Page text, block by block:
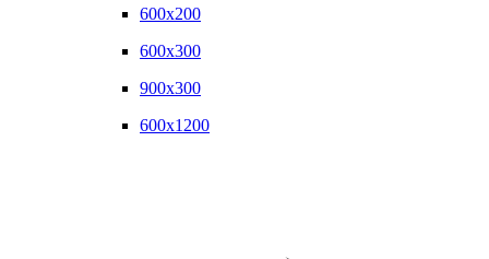
600x200
600x300
900x300
600x1200